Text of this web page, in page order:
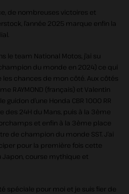
de nombreuses victoires et
l’année 2025 marque enfin la
le team National Motos, j’ai su
du monde en 2024) ce qui
chances de mon côté. Aux côtés
RAYMOND (français) et Valentin
guidon d’une Honda CBR 1000 RR
des 24H du Mans, puis à la 3ème
et enfin à la 3ème place
de champion du monde SST. J’ai
pour la première fois cette
Japon, course mythique et
spéciale pour moi et je suis fier de